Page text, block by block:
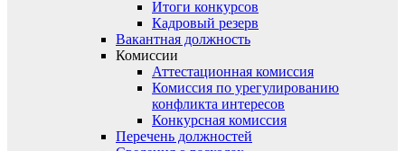
Итоги конкурсов
Кадровый резерв
Вакантная должность
Комиссии
Аттестационная комиссия
Комиссия по урегулированию
конфликта интересов
Конкурсная комиссия
Перечень должностей